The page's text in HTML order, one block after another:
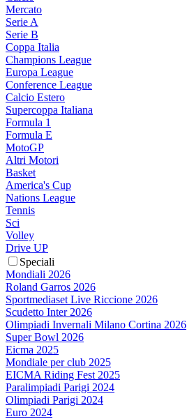
Mercato
Serie A
Serie B
Coppa Italia
Champions League
Europa League
Conference League
Calcio Estero
Supercoppa Italiana
Formula 1
Formula E
MotoGP
Altri Motori
Basket
America's Cup
Nations League
Tennis
Sci
Volley
Drive UP
Speciali
Mondiali 2026
Roland Garros 2026
Sportmediaset Live Riccione 2026
Scudetto Inter 2026
Olimpiadi Invernali Milano Cortina 2026
Super Bowl 2026
Eicma 2025
Mondiale per club 2025
EICMA Riding Fest 2025
Paralimpiadi Parigi 2024
Olimpiadi Parigi 2024
Euro 2024